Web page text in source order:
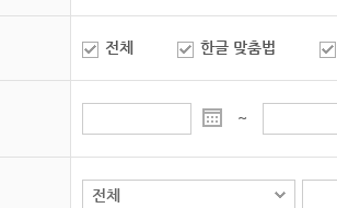
전체 한글 맞춤법
~